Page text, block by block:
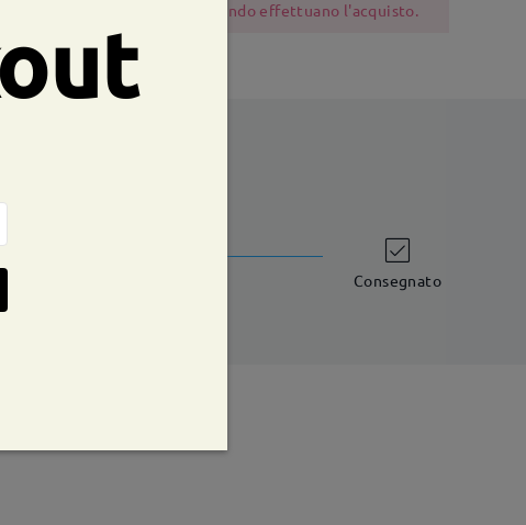
dovrebbero essere cauti quando effettuano l'acquisto.
21 giorni lavorativi Consegnato